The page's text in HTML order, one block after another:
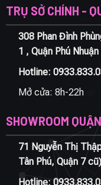
TRỤ SỞ CHÍNH -
308 Phan Đình
1 , Quận Phú
Hotline:
Mở cửa: 8h-22h
SHOWROOM
71 Nguyễn Thị
Tân Phú, Quận 7 cũ)
Hotline: